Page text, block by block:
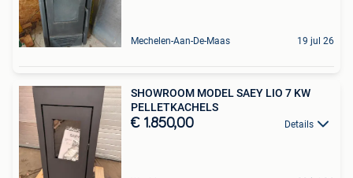
Mechelen-Aan-De-Maas 19 jul 26
SHOWROOM MODEL SAEY LIO 7 KW
PELLETKACHELS
€ 1.850,00 Details